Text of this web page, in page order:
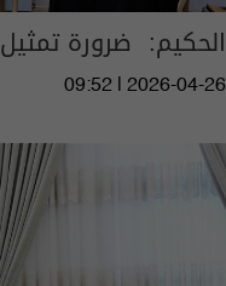
الحكيم: ‏ ضرورة
09:52 | 2026-04-26